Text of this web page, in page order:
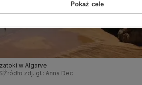
w Algarve
Źródło zdj. gł.: Anna Dec
Pokaż cele